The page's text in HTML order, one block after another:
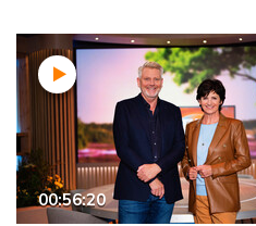
00:56:20